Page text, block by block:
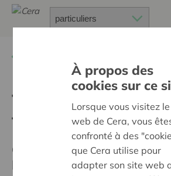
Témoins des
terrain
Christine VANHESSEN,
Fédération des maisons
À propos des
cookies sur ce
Lorsque vous visitez
web de Cera, vous
confronté à des
que Cera utilise pour
adapter son site web